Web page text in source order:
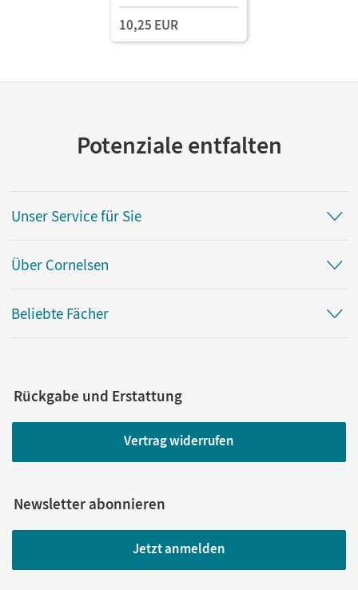
10,25 EUR
Potenziale entfalten
Unser Service für Sie
Über Cornelsen
Beliebte Fächer
Rückgabe und Erstattung
Vertrag widerrufen
Newsletter abonnieren
Jetzt anmelden